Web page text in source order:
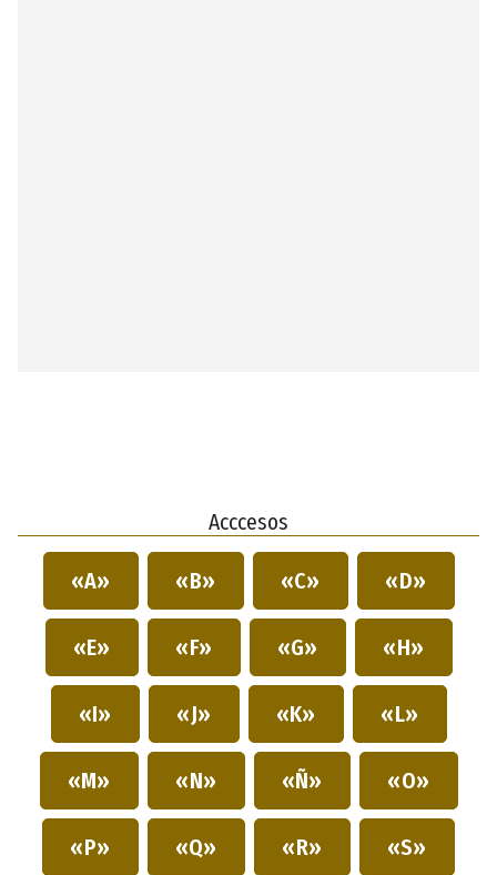
Acccesos
«A» «B» «C» «D»
«E» «F» «G» «H»
«I» «J» «K» «L»
«M» «N» «Ñ» «O»
«P» «Q» «R» «S»